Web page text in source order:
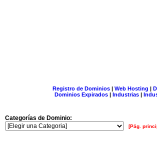
Registro de Dominios| Web Hosting |
Dominios Expirados | Industrias |
Categorías de Dominio:
[Pág.